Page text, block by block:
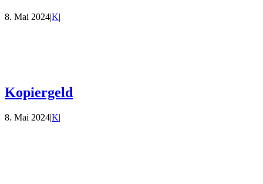
8. Mai 2024|K|
Kopiergeld
8. Mai 2024|K|